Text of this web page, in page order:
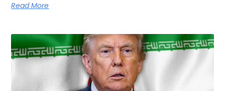
Read More